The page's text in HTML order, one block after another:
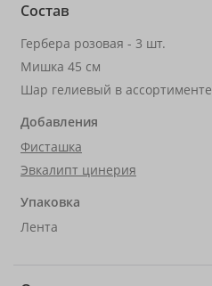
Состав
Гербера розовая - 3 шт.
Мишка 45 см
Шар гелиевый в ассортименте
Добавления
Фисташка
Эвкалипт цинерия
Упаковка
Лента